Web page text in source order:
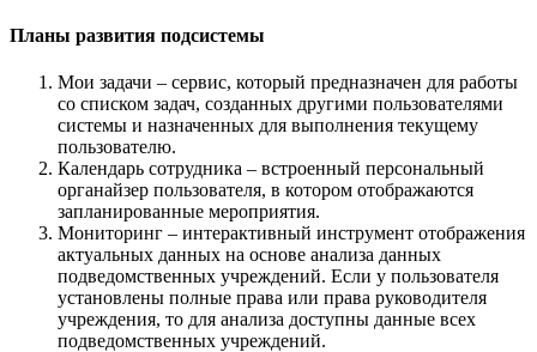
Планы развития подсистемы
Мои задачи – сервис, который предназначен для работы
со списком задач, созданных другими пользователями
системы и назначенных для выполнения текущему
пользователю.
Календарь сотрудника – встроенный персональный
органайзер пользователя, в котором отображаются
запланированные мероприятия.
Мониторинг – интерактивный инструмент отображения
актуальных данных на основе анализа данных
подведомственных учреждений. Если у пользователя
установлены полные права или права руководителя
учреждения, то для анализа доступны данные всех
подведомственных учреждений.